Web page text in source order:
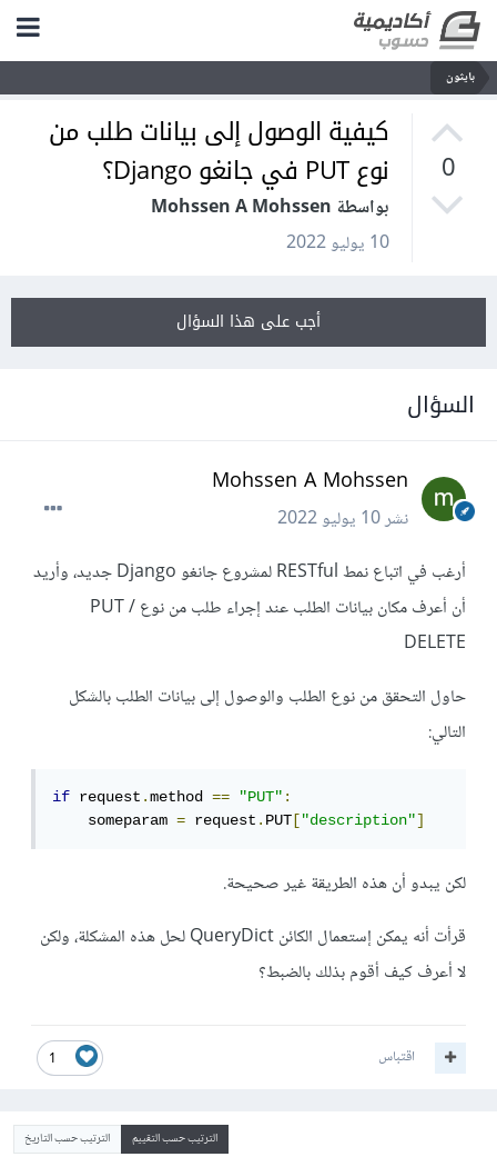
بايثون
0
كيفية الوصول إلى بيانات طلب من
نوع PUT في جانغو Django؟
بواسطة Mohssen A Mohssen
10 يوليو 2022
أجب على هذا السؤال
السؤال
Mohssen A Mohssen
نشر10 يوليو 2022
أرغب في اتباع نمط RESTful لمشروع جانغو Django جديد، وأريد
أن أعرف مكان بيانات الطلب عند إجراء طلب من نوع PUT /
DELETE
حاول التحقق من نوع الطلب والوصول إلى بيانات الطلب بالشكل
التالي:
if request.method == "PUT":
    someparam
= request.PUT ["description"]
لكن يبدو أن هذه الطريقة غير صحيحة.
قرأت أنه يمكن إستعمال الكائن QueryDict لحل هذه المشكلة، ولكن
لا أعرف كيف أقوم بذلك بالضبط؟
1 اقتباس
الترتيب حسب التقييم الترتيب حسب التاريخ